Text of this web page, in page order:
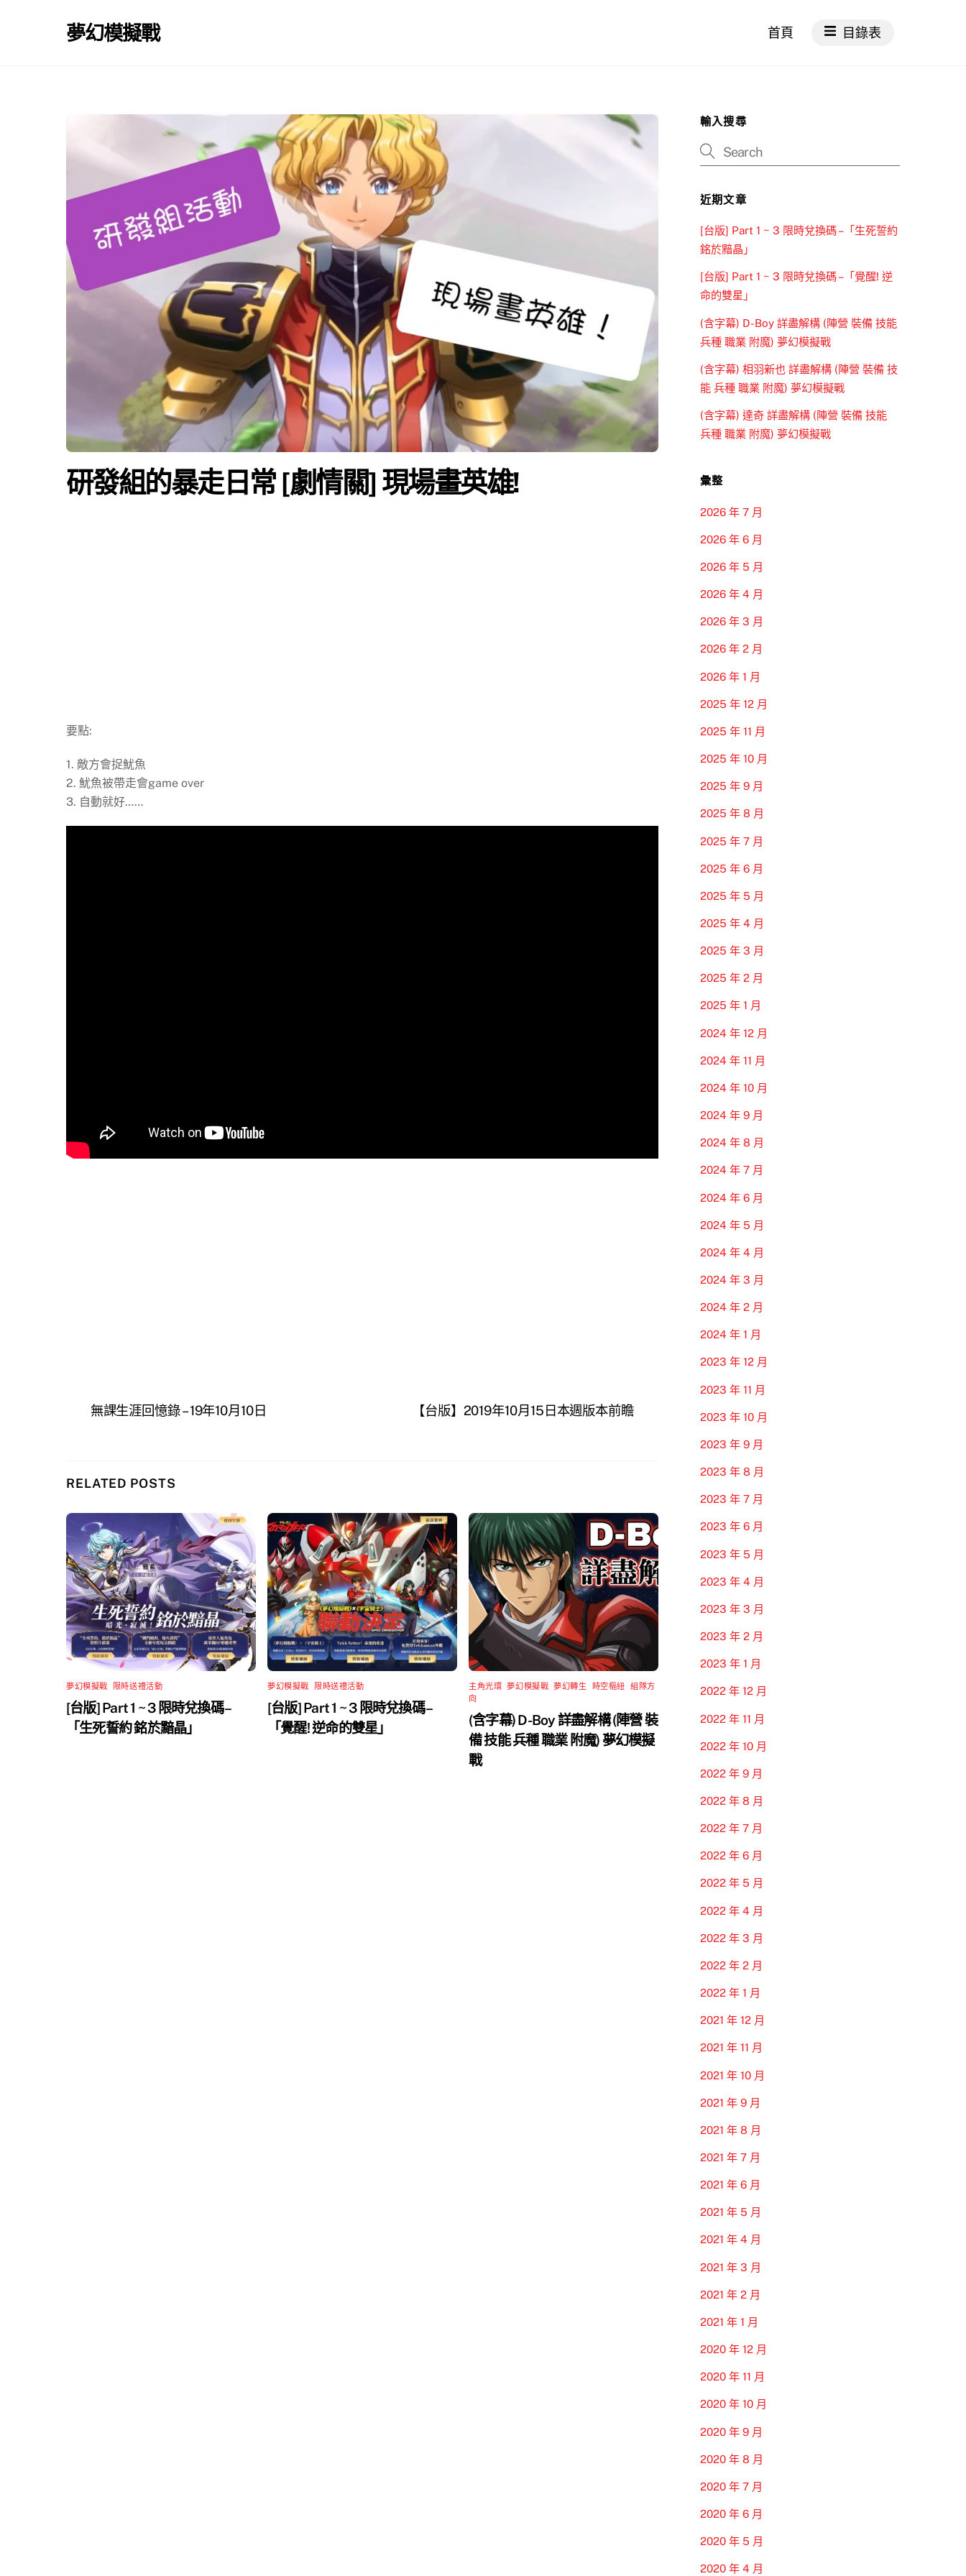
夢幻模擬戰 首頁 目錄表
研發組的暴走日常 [劇情關] 現場畫英雄!
要點:
1. 敵方會捉魷魚
2. 魷魚被帶走會game over
3. 自動就好……
無課生涯回憶錄 – 19年10月10日 【台版】2019年10月15日本週版本前瞻
RELATED POSTS
夢幻模擬戰 限時送禮活動
[台版] Part 1 ~ 3 限時兌換碼 –
「生死誓約 銘於黯晶」
夢幻模擬戰 限時送禮活動
[台版] Part 1 ~ 3 限時兌換碼 –
「覺醒! 逆命的雙星」
主角光環 ,夢幻模擬戰 ,夢幻轉生 時空樞紐 ,組隊方
向
(含字幕) D-Boy 詳盡解構 (陣營 裝
備 技能 兵種 職業 附魔) 夢幻模擬
戰
輸入搜尋
近期文章
[台版] Part 1 ~ 3 限時兌換碼 –「生死誓約
銘於黯晶」
[台版] Part 1 ~ 3 限時兌換碼 –「覺醒! 逆
命的雙星」
(含字幕) D-Boy 詳盡解構 (陣營 裝備 技能
兵種 職業 附魔) 夢幻模擬戰
(含字幕) 相羽新也 詳盡解構 (陣營 裝備 技
能 兵種 職業 附魔) 夢幻模擬戰
(含字幕) 達奇 詳盡解構 (陣營 裝備 技能
兵種 職業 附魔) 夢幻模擬戰
彙整
2026 年 7 月
2026 年 6 月
2026 年 5 月
2026 年 4 月
2026 年 3 月
2026 年 2 月
2026 年 1 月
2025 年 12 月
2025 年 11 月
2025 年 10 月
2025 年 9 月
2025 年 8 月
2025 年 7 月
2025 年 6 月
2025 年 5 月
2025 年 4 月
2025 年 3 月
2025 年 2 月
2025 年 1 月
2024 年 12 月
2024 年 11 月
2024 年 10 月
2024 年 9 月
2024 年 8 月
2024 年 7 月
2024 年 6 月
2024 年 5 月
2024 年 4 月
2024 年 3 月
2024 年 2 月
2024 年 1 月
2023 年 12 月
2023 年 11 月
2023 年 10 月
2023 年 9 月
2023 年 8 月
2023 年 7 月
2023 年 6 月
2023 年 5 月
2023 年 4 月
2023 年 3 月
2023 年 2 月
2023 年 1 月
2022 年 12 月
2022 年 11 月
2022 年 10 月
2022 年 9 月
2022 年 8 月
2022 年 7 月
2022 年 6 月
2022 年 5 月
2022 年 4 月
2022 年 3 月
2022 年 2 月
2022 年 1 月
2021 年 12 月
2021 年 11 月
2021 年 10 月
2021 年 9 月
2021 年 8 月
2021 年 7 月
2021 年 6 月
2021 年 5 月
2021 年 4 月
2021 年 3 月
2021 年 2 月
2021 年 1 月
2020 年 12 月
2020 年 11 月
2020 年 10 月
2020 年 9 月
2020 年 8 月
2020 年 7 月
2020 年 6 月
2020 年 5 月
2020 年 4 月